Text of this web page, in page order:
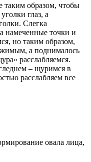
таким образом, чтобы
глаз, а
Слегка
намеченные точки и
но таким образом,
а поднималось
расслабляемся.
– щуримся в
расслабляем все
овала лица,